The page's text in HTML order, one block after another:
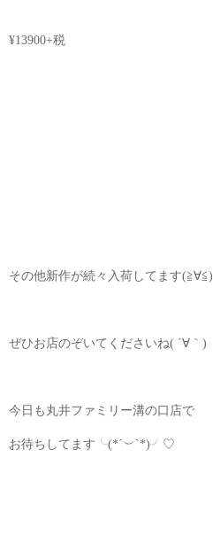
¥13900+税
その他新作が続々入荷してます(≧∀≦)
ぜひお店のぞいてくださいね( ´∀｀)
今日も丸井ファミリー溝の口店で
お待ちしてます╰(*´︶`*)╯♡